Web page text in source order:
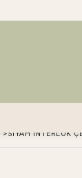
>SIYAH İNTERLOK